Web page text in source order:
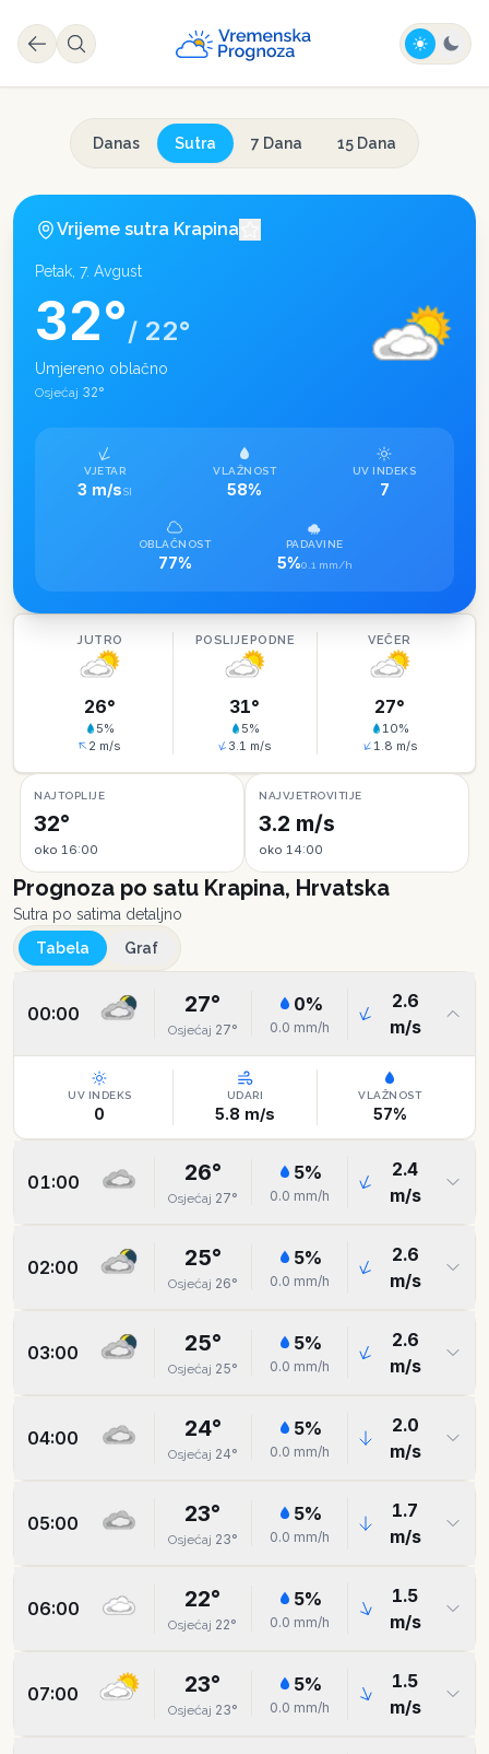
Danas Sutra 7 Dana 15 Dana
Vrijeme sutra Krapina
Petak, 7. Avgust
32°/ 22°
Umjereno oblačno
Osjećaj 32°
VJETAR
3 m/sSI
VLAŽNOST
58%
UV INDEKS
7
OBLAČNOST
77%
PADAVINE
5%0.1 mm/h
JUTRO
26°
5%
2 m/s
POSLIJEPODNE
31°
5%
3.1 m/s
VEČER
27°
10%
1.8 m/s
NAJTOPLIJE
32°
oko 16:00
NAJVJETROVITIJE
3.2 m/s
oko 14:00
Prognoza po satu Krapina, Hrvatska
Sutra po satima detaljno
Tabela
Graf
00:00 27°
Osjećaj 27°
0%
0.0 mm/h
2.6
m/s
UV INDEKS
0
UDARI
5.8 m/s
VLAŽNOST
57%
01:00 26°
Osjećaj 27°
5%
0.0 mm/h
2.4
m/s
02:00 25°
Osjećaj 26°
5%
0.0 mm/h
2.6
m/s
03:00 25°
Osjećaj 25°
5%
0.0 mm/h
2.6
m/s
04:00 24°
Osjećaj 24°
5%
0.0 mm/h
2.0
m/s
05:00 23°
Osjećaj 23°
5%
0.0 mm/h
1.7
m/s
06:00 22°
Osjećaj 22°
5%
0.0 mm/h
1.5
m/s
07:00 23°
Osjećaj 23°
5%
0.0 mm/h
1.5
m/s